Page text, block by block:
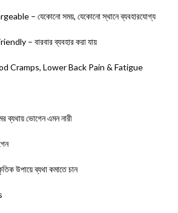
– যেকোনো সময়, যেকোনো স্থানে ব্যবহারযোগ্য
– বারবার ব্যবহার করা যায়
Cramps, Lower Back Pain & Fatigue
ব্যথায় ভোগেন এমন নারী
উপায়ে ব্যথা কমাতে চান